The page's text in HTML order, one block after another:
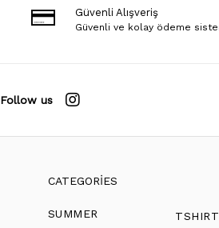
Güvenli Alışveriş
Güvenli ve kolay ödeme
Follow us
CATEGORİES
SUMMER TSHIRT